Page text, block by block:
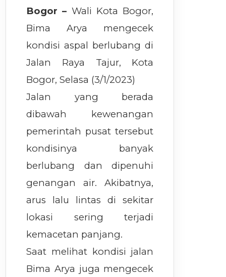
Bogor – Wali Kota Bogor,
Bima Arya mengecek
kondisi aspal berlubang di
Jalan Raya Tajur, Kota
Bogor, Selasa (3/1/2023)
Jalan yang berada
dibawah kewenangan
pemerintah pusat tersebut
kondisinya banyak
berlubang dan dipenuhi
genangan air. Akibatnya,
arus lalu lintas di sekitar
lokasi sering terjadi
kemacetan panjang.
Saat melihat kondisi jalan
Bima Arya juga mengecek